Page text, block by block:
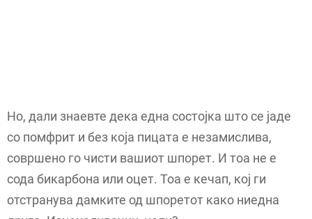
Но, дали знаевте дека една состојка што се јаде
со помфрит и без која пицата е незамислива,
совршено го чисти вашиот шпорет. И тоа не е
сода бикарбона или оцет. Тоа е кечап, кој ги
отстранува дамките од шпоретот како ниедна